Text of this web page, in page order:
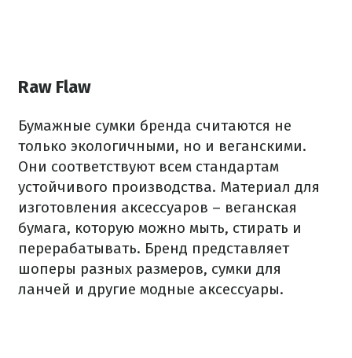
Raw Flaw
Бумажные сумки бренда считаются не
только экологичными, но и веганскими.
Они соответствуют всем стандартам
устойчивого производства. Материал для
изготовления аксессуаров – веганская
бумага, которую можно мыть, стирать и
перерабатывать. Бренд представляет
шоперы разных размеров, сумки для
ланчей и другие модные аксессуары.